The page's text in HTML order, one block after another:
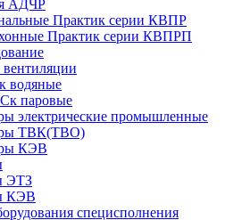
АДЧР
Практик серии КВПР
Практик серии КВПРП
водяные
паровые
электрические промышленные
ТВК(ТВО)
КЭВ
ЭТЗ
КЭВ
специсполнения